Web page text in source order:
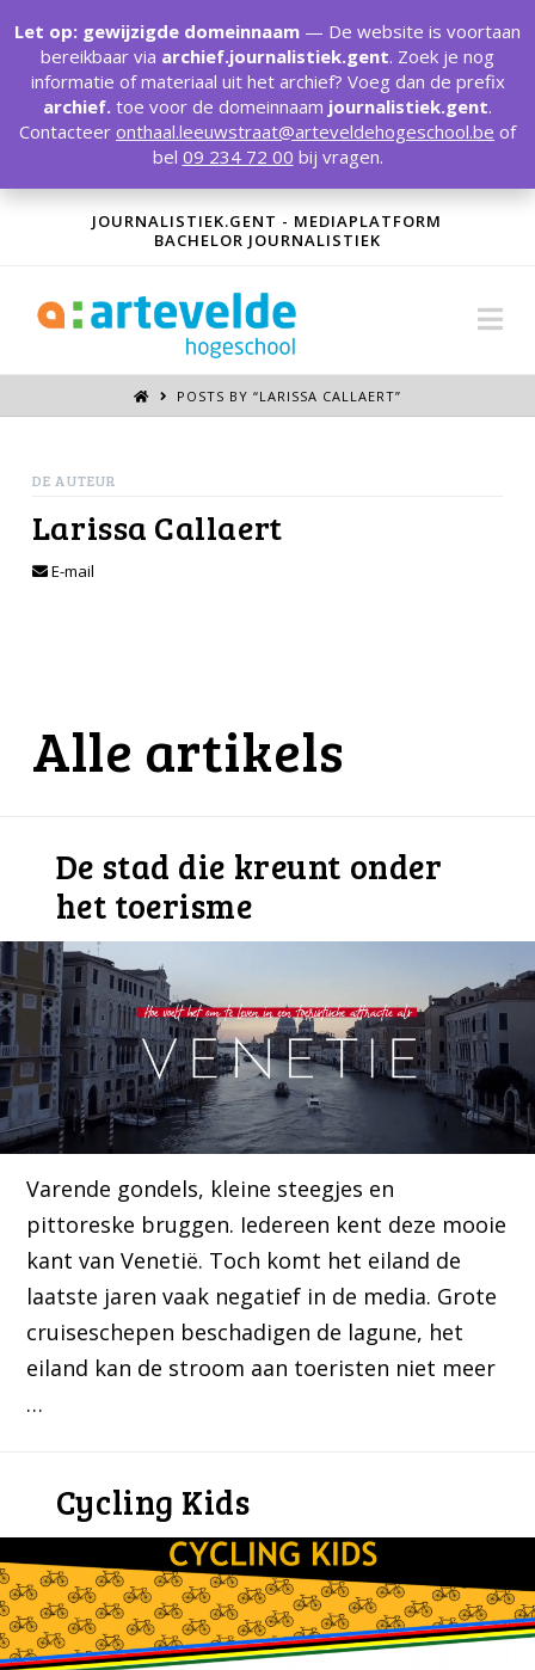
JOURNALISTIEK.GENT - MEDIAPLATFORM
BACHELOR JOURNALISTIEK
POSTS BY “LARISSA CALLAERT”
DE AUTEUR
Larissa Callaert
E-mail
Alle artikels
De stad die kreunt onder
het toerisme
Varende gondels, kleine steegjes en
pittoreske bruggen. Iedereen kent deze mooie
kant van Venetië. Toch komt het eiland de
laatste jaren vaak negatief in de media. Grote
cruiseschepen beschadigen de lagune, het
eiland kan de stroom aan toeristen niet meer
…
Cycling Kids
Let op: gewijzigde domeinnaam — De website is voortaan
bereikbaar via archief.journalistiek.gent. Zoek je nog
informatie of materiaal uit het archief? Voeg dan de prefix
archief. toe voor de domeinnaam journalistiek.gent.
Contacteer onthaal.leeuwstraat@arteveldehogeschool.be of
bel 09 234 72 00 bij vragen.